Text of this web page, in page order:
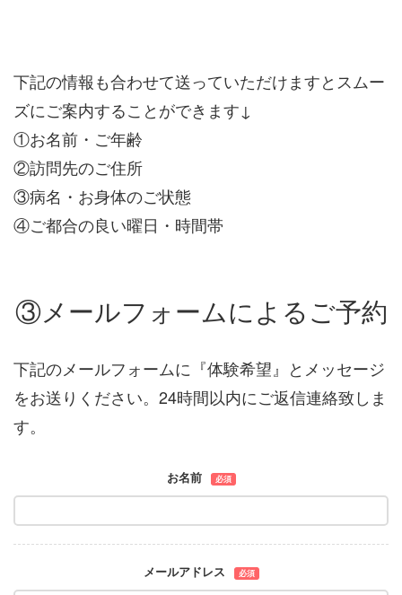
下記の情報も合わせて送っていただけますとスムー
ズにご案内することができます↓
①お名前・ご年齢
②訪問先のご住所
③病名・お身体のご状態
④ご都合の良い曜日・時間帯
③メールフォームによるご予約
下記のメールフォームに『体験希望』とメッセージ
をお送りください。24時間以内にご返信連絡致しま
す。
お名前 必須
メールアドレス 必須